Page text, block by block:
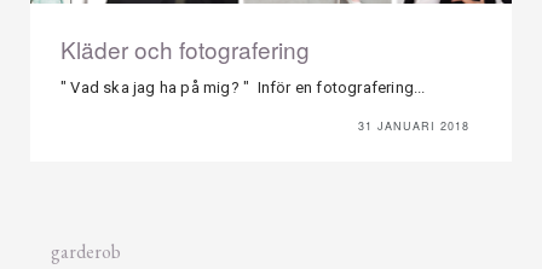
Kläder och fotografering
" Vad ska jag ha på mig? " Inför en fotografering...
31 JANUARI 2018
garderob